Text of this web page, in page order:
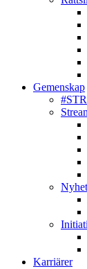
Gemenskap
Karriärer